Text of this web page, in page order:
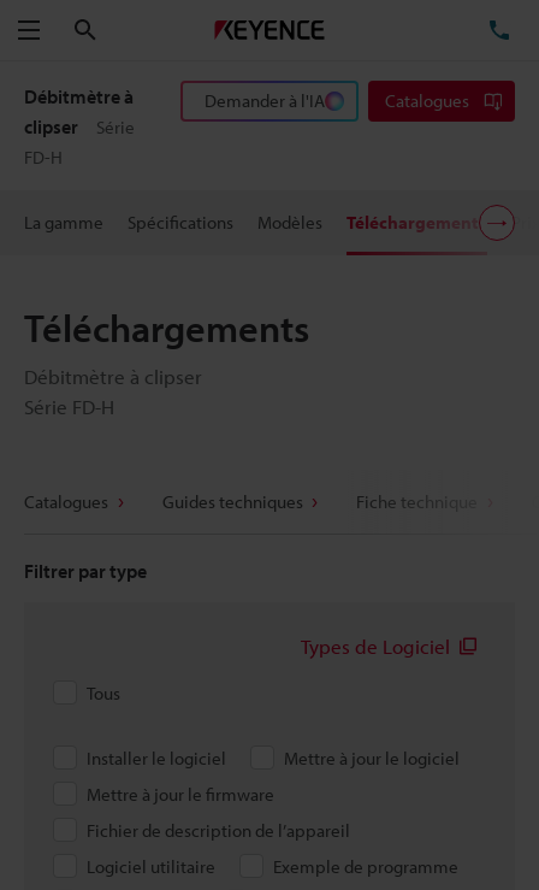
Menu
Débitmètre à
clipser
Série
FD-H
Demander à l'IA Catalogues
La gamme Spécifications Modèles Téléchargements Prix
Téléchargements
Débitmètre à clipser
Série FD-H
Catalogues Guides techniques Fiche technique
Filtrer par type
Types de Logiciel
Tous
Installer le logiciel
Mettre à jour le logiciel
Mettre à jour le firmware
Fichier de description de l’appareil
Logiciel utilitaire
Exemple de programme